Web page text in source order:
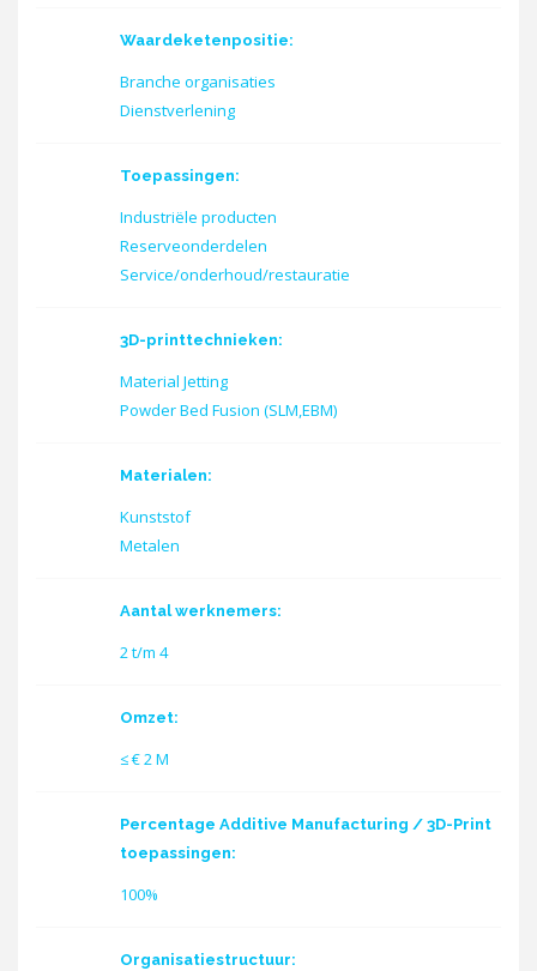
Waardeketenpositie:
Branche organisaties
Dienstverlening
Toepassingen:
Industriële producten
Reserveonderdelen
Service/onderhoud/restauratie
3D-printtechnieken:
Material Jetting
Powder Bed Fusion (SLM,EBM)
Materialen:
Kunststof
Metalen
Aantal werknemers:
2 t/m 4
Omzet:
≤ € 2 M
Percentage Additive Manufacturing / 3D-Print
toepassingen:
100%
Organisatiestructuur: